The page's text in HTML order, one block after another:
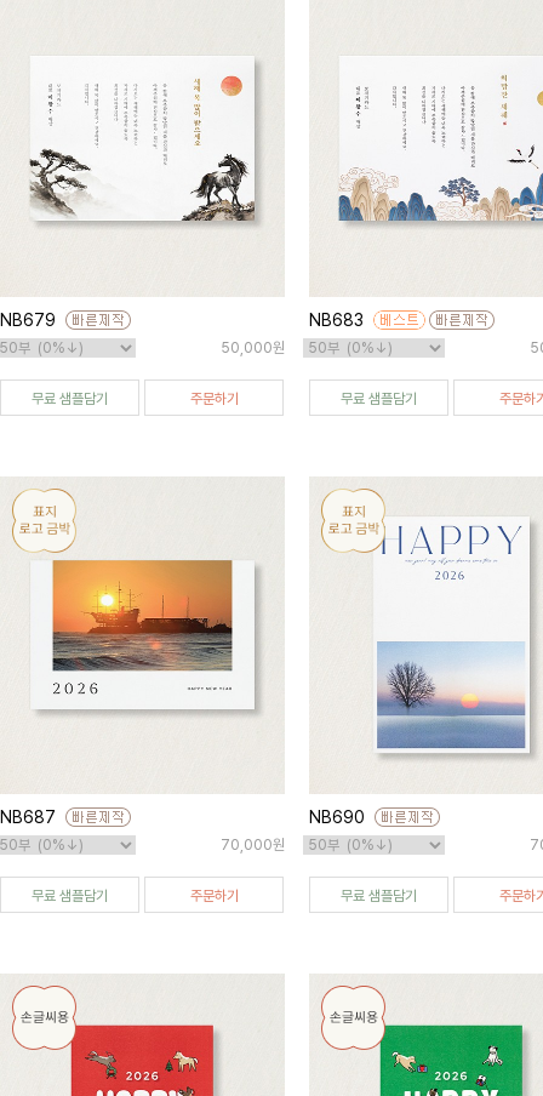
NB679
50,000원
무료 샘플담기 주문하기
NB683
무료 샘플담기 주문하
NB687
70,000원
무료 샘플담기 주문하기
NB690
무료 샘플담기 주문하